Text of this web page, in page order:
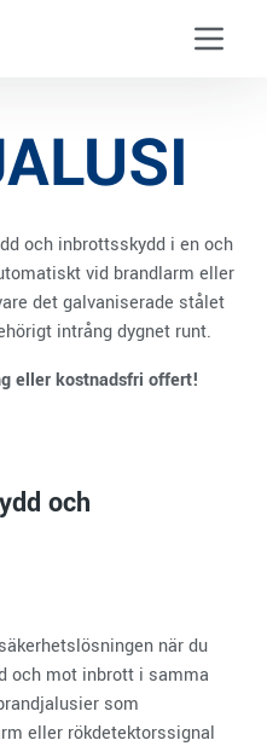
Menu
och inbrottsskydd i en och
vid brandlarm eller
det galvaniserade stålet
intrång dygnet runt.
eller kostnadsfri offert!
och
när du
och mot inbrott i samma
som
eller rökdetektorssignal